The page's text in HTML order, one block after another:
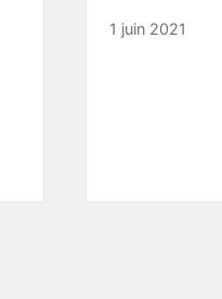
1 juin 2021